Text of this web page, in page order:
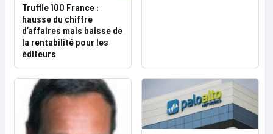
Truffle 100 France :
hausse du chiffre
d’affaires mais baisse de
la rentabilité pour les
éditeurs